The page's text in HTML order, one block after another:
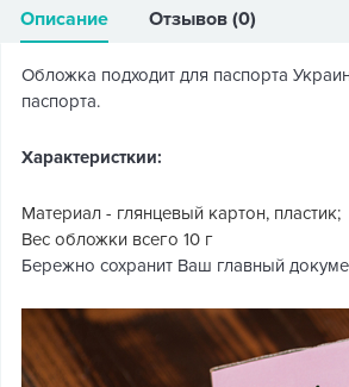
Описание Отзывов (0)
Обложка подходит для паспорта
паспорта.
Характеристкии:
Материал - глянцевый картон, пластик;
Вес обложки всего 10 г
Бережно сохранит Ваш главный